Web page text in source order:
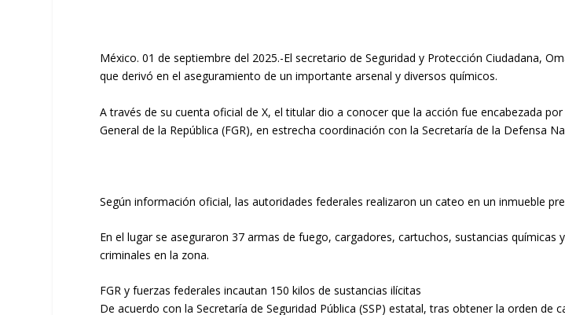
México. 01 de septiembre del 2025.-El secretario de Seguridad y Protección Ciudadana,
que derivó en el aseguramiento de un importante arsenal y diversos químicos.
A través de su cuenta oficial de X, el titular dio a conocer que la acción fue encabezada
General de la República (FGR), en estrecha coordinación con la Secretaría de la Defensa
Según información oficial, las autoridades federales realizaron un cateo en un inmueble
En el lugar se aseguraron 37 armas de fuego, cargadores, cartuchos, sustancias
criminales en la zona.
FGR y fuerzas federales incautan 150 kilos de sustancias ilícitas
De acuerdo con la Secretaría de Seguridad Pública (SSP) estatal, tras obtener la orden